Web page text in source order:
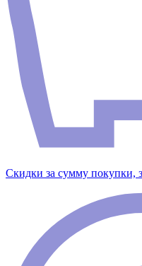
Скидки за сумму покупки,